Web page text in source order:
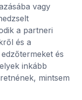
vagy
a partneri
és a
és
inkább
mintsem